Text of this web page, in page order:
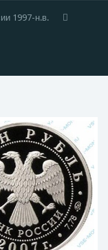
1997-н.в.